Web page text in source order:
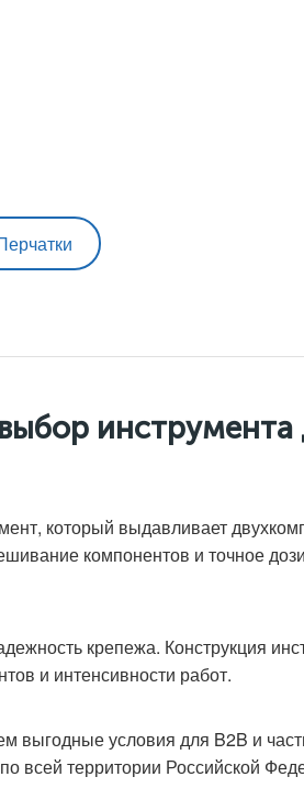
инструмента
который выдавливает
компонентов и точное
крепежа. Конструкция
и интенсивности работ.
выгодные условия для B2B и
всей территории Российской